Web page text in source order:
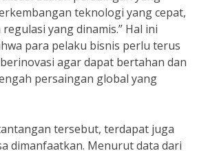
teknologi yang cepat,
yang dinamis.” Hal ini
para pelaku bisnis perlu terus
agar dapat bertahan dan
persaingan global yang
tersebut, terdapat juga
dimanfaatkan. Menurut data dari